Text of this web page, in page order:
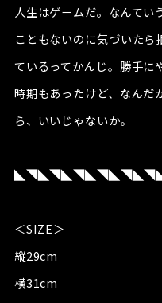
人生はゲームだ。なんてい
こともないのに気づいた
ているってかんじ。勝手
時期もあったけど、なんだ
ら、いいじゃないか。
＜SIZE＞
縦29cm
横31cm